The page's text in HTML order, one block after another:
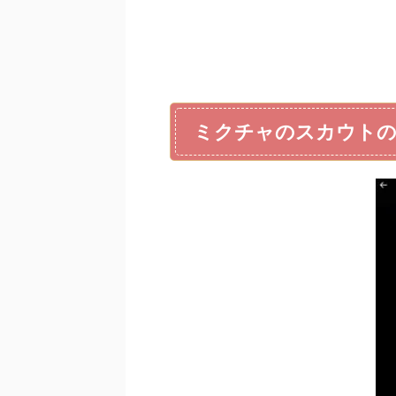
ミクチャのスカウト